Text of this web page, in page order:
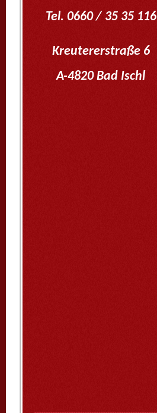
Tel. 0660 / 35 35 116
Kreutererstraße 6
A-4820 Bad Ischl